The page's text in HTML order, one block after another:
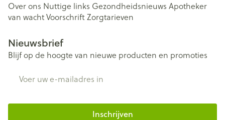
Over ons Nuttige links Gezondheidsnieuws Apotheker
van wachtVoorschriftZorgtarieven
Nieuwsbrief
Blijf op de hoogte van nieuwe producten en promoties
Inschrijven